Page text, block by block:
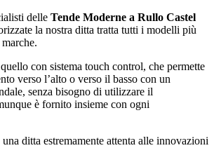
delle Tende Moderne a Rullo Castel
la nostra ditta tratta tutti i modelli più
con sistema touch control, che permette
verso l’alto o verso il basso con un
senza bisogno di utilizzare il
è fornito insieme con ogni
ditta estremamente attenta alle innovazioni